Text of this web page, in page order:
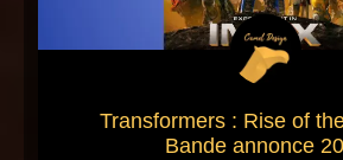
Transformers : Rise of
Bande annonce